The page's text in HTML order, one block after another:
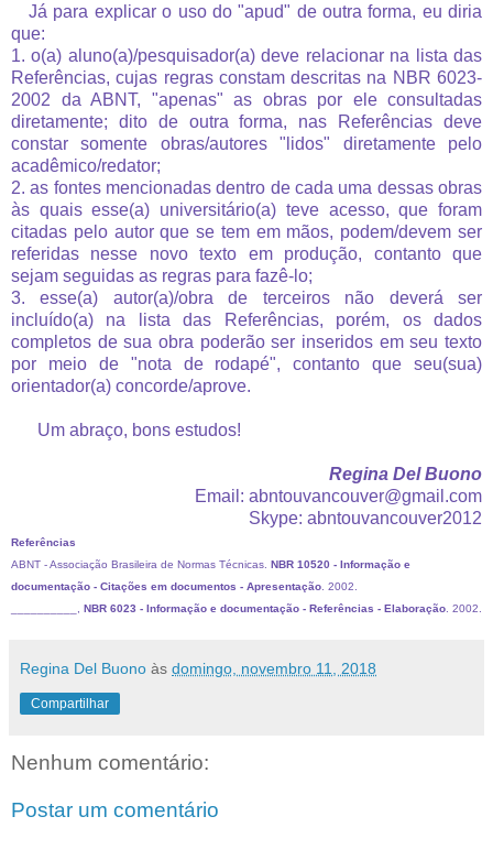
Já para explicar o uso do "apud" de outra forma, eu diria
que:
1. o(a) aluno(a)/pesquisador(a) deve relacionar na lista das
Referências, cujas regras constam descritas na NBR 6023-
2002 da ABNT, "apenas" as obras por ele consultadas
diretamente; dito de outra forma, nas Referências deve
constar somente obras/autores "lidos" diretamente pelo
acadêmico/redator;
2. as fontes mencionadas dentro de cada uma dessas obras
às quais esse(a) universitário(a) teve acesso, que foram
citadas pelo autor que se tem em mãos, podem/devem ser
referidas nesse novo texto em produção, contanto que
sejam seguidas as regras para fazê-lo;
3. esse(a) autor(a)/obra de terceiros não deverá ser
incluído(a) na lista das Referências, porém, os dados
completos de sua obra poderão ser inseridos em seu texto
por meio de "nota de rodapé", contanto que seu(sua)
orientador(a) concorde/aprove.
Um abraço, bons estudos!
Regina Del Buono
Email: abntouvancouver@gmail.com
Skype: abntouvancouver2012
Referências
ABNT - Associação Brasileira de Normas Técnicas. NBR 10520 - Informação e
documentação - Citações em documentos - Apresentação . 2002.
NBR 6023 - Informação e documentação - Referências - Elaboração . 2002.
Regina Del Buono às domingo, novembro 11, 2018
Compartilhar
Nenhum comentário:
Postar um comentário